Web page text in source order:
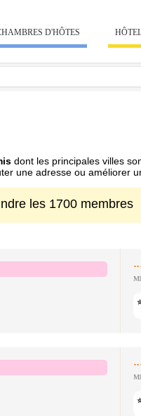
D'HÔTES
dont les principales villes
une adresse ou améliorer
les 1700 membres